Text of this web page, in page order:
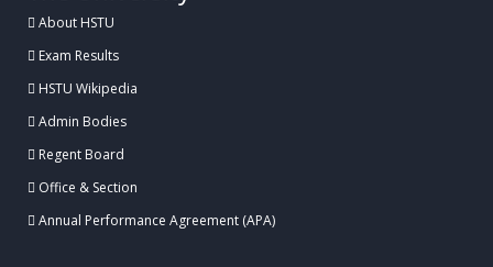
About HSTU
Exam Results
HSTU Wikipedia
Admin Bodies
Regent Board
Office & Section
Annual Performance Agreement (APA)